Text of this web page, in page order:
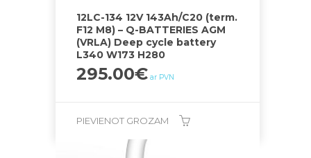
12LC-134 12V 143Ah/C20 (term.
F12 M8) – Q-BATTERIES AGM
(VRLA) Deep cycle battery
L340 W173 H280
295.00€ ar PVN
PIEVIENOT GROZAM